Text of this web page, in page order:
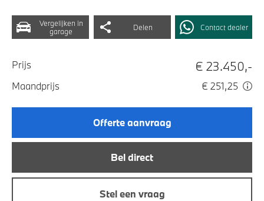
Vergelijken in
garage
Delen Contact dealer
Prijs € 23.450,-
Maandprijs € 251,25
Offerte aanvraag
Bel direct
Stel een vraag